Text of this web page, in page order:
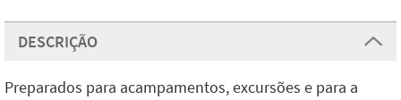
DESCRIÇÃO
Preparados para acampamentos, excursões e para a